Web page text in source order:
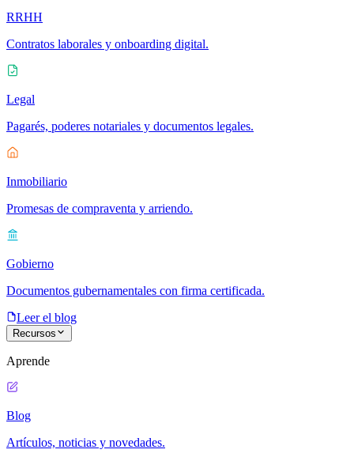
RRHH
Contratos laborales y onboarding digital.
Legal
Pagarés, poderes notariales y documentos legales.
Inmobiliario
Promesas de compraventa y arriendo.
Gobierno
Documentos gubernamentales con firma certificada.
Leer el blog
Recursos
Aprende
Blog
Artículos, noticias y novedades.